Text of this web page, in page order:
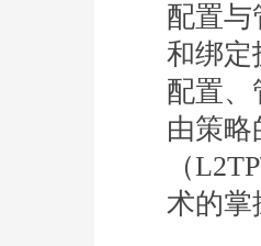
配置
和绑定
配置、
由策略
（
术的掌